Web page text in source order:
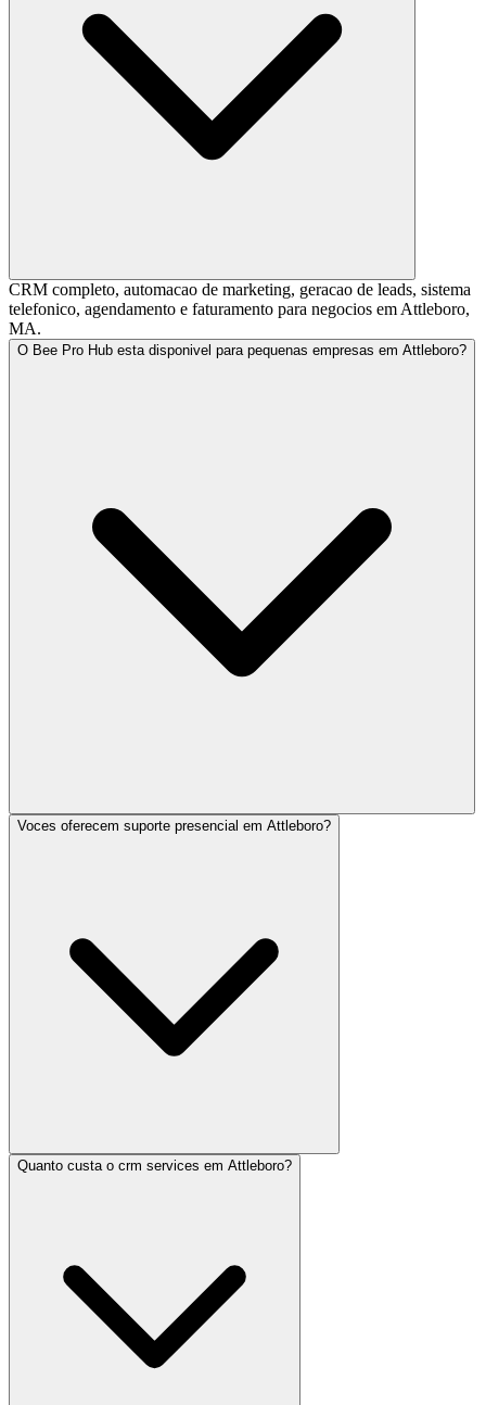
CRM completo, automacao de marketing, geracao de leads, sistema
telefonico, agendamento e faturamento para negocios em Attleboro,
MA.
O Bee Pro Hub esta disponivel para pequenas empresas em Attleboro?
Voces oferecem suporte presencial em Attleboro?
Quanto custa o crm services em Attleboro?